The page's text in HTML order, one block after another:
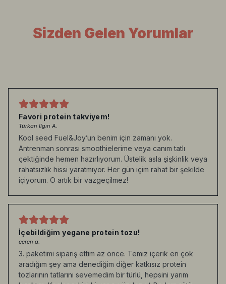
Sizden Gelen Yorumlar
Favori protein takviyem!
Türkan Ilgın A.
Kool seed Fuel&Joy’un benim için zamanı yok.
Antrenman sonrası smoothielerime veya canım tatlı
çektiğinde hemen hazırlıyorum. Üstelik asla şişkinlik veya
rahatsızlık hissi yaratmıyor. Her gün içim rahat bir şekilde
içiyorum. O artık bir vazgeçilmez!
İçebildiğim yegane protein tozu!
ceren a.
3. paketimi sipariş ettim az önce. Temiz içerik en çok
aradığım şey ama denediğim diğer katkısız protein
tozlarının tatlarını sevemedim bir türlü, hepsini yarım